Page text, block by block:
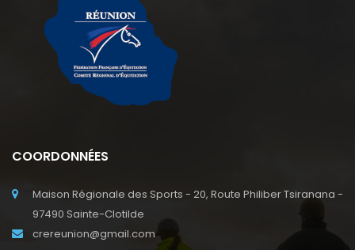
COORDONNÉES
Maison Régionale des Sports - 20, Route Philiber Tsiranana -
97490 Sainte-Clotilde
crereunion@gmail.com